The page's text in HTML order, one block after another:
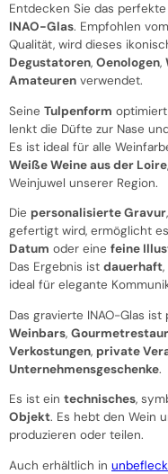
Entdecken Sie das
INAO-Glas. Empfohlen
Qualität, wird dieses
Degustatoren, Oenologen,
Amateuren verwendet.
Seine Tulpenform
lenkt die Düfte zur Nase
Es ist ideal für alle
Weiße Weine aus der Loire
Weinjuwel unserer Region.
Die personalisierte Gravur
gefertigt wird, ermöglicht
Datum oder eine feine
Das Ergebnis ist dauerhaft
ideal für elegante
Das gravierte INAO-Glas
Weinbars,
Verkostungen, private
Unternehmensgeschenke.
Es ist ein technisches,
Objekt. Es hebt den Wein
produzieren oder teilen.
Auch erhältlich in